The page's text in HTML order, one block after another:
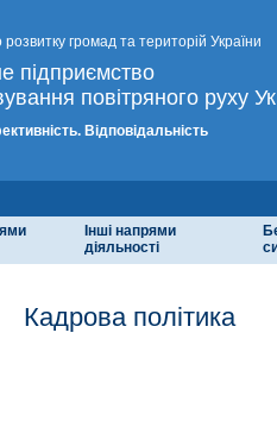
розвитку громад та територій України
підприємство
повітряного руху
Відповідальність
Інші напрями
діяльності
Кадрова політика